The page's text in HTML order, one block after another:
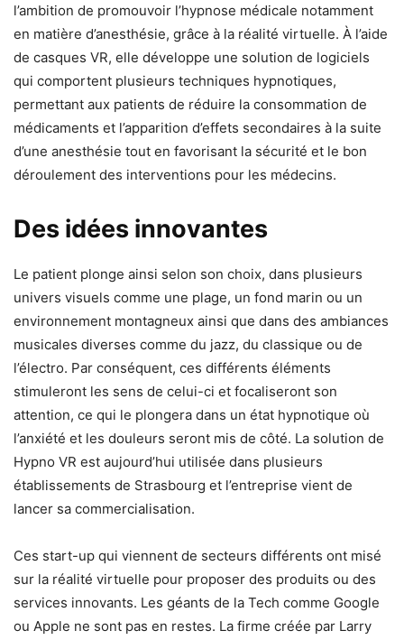
l’ambition de promouvoir l’hypnose médicale notamment
en matière d’anesthésie, grâce à la réalité virtuelle. À l’aide
de casques VR, elle développe une solution de logiciels
qui comportent plusieurs techniques hypnotiques,
permettant aux patients de réduire la consommation de
médicaments et l’apparition d’effets secondaires à la suite
d’une anesthésie tout en favorisant la sécurité et le bon
déroulement des interventions pour les médecins.
Des idées innovantes
Le patient plonge ainsi selon son choix, dans plusieurs
univers visuels comme une plage, un fond marin ou un
environnement montagneux ainsi que dans des ambiances
musicales diverses comme du jazz, du classique ou de
l’électro. Par conséquent, ces différents éléments
stimuleront les sens de celui-ci et focaliseront son
attention, ce qui le plongera dans un état hypnotique où
l’anxiété et les douleurs seront mis de côté. La solution de
Hypno VR est aujourd’hui utilisée dans plusieurs
établissements de Strasbourg et l’entreprise vient de
lancer sa commercialisation.
Ces start-up qui viennent de secteurs différents ont misé
sur la réalité virtuelle pour proposer des produits ou des
services innovants. Les géants de la Tech comme Google
ou Apple ne sont pas en restes. La firme créée par Larry